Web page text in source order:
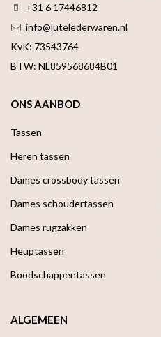
+31 6 17446812
info@lutelederwaren.nl
KvK: 73543764
BTW: NL859568684B01
ALGEMEEN
ONS AANBOD
Tassen
Heren tassen
Dames crossbody tassen
Dames schoudertassen
Dames rugzakken
Heuptassen
Boodschappen­tassen